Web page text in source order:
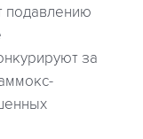
подавлению
за